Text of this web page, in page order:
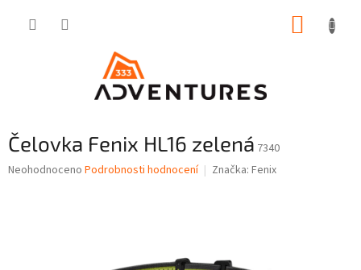
Čelovka Fenix HL16 zelená 7340
Průměrné
Neohodnoceno Podrobnosti hodnocení Značka: Fenix